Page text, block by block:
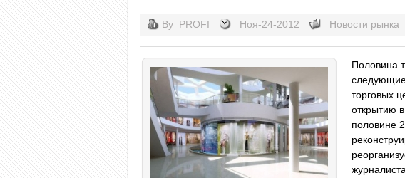
By PROFI Ноя-24-2012 Новости рынка
Половина
торговых
открытию
половине